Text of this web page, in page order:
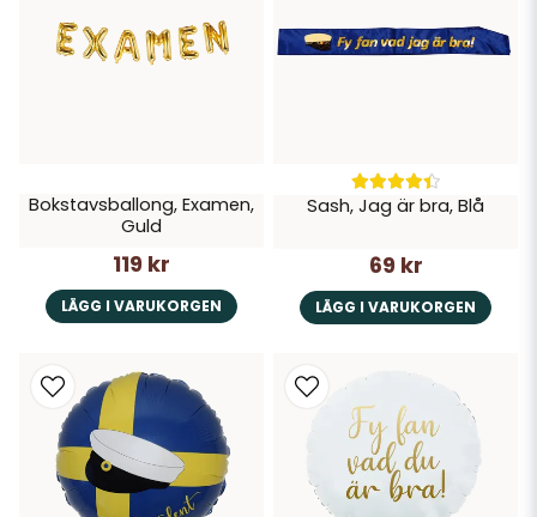
Bokstavsballong, Examen,
Guld
119 kr
LÄGG I VARUKORGEN
Sash, Jag är bra, Blå
69 kr
LÄGG I VARUKORGEN